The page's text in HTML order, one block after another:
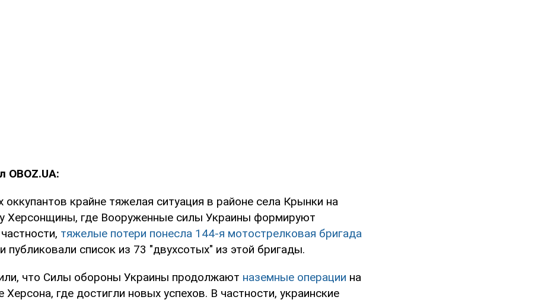
OBOZ.UA:
оккупантов крайне тяжелая ситуация в районе села Крынки на
Херсонщины, где Вооруженные силы Украины формируют
тяжелые потери понесла 144-я мотострелковая бригада
публиковали список из 73 "двухсотых" из этой бригады.
что Силы обороны Украины продолжают наземные операции на
где достигли новых успехов. В частности, украинские